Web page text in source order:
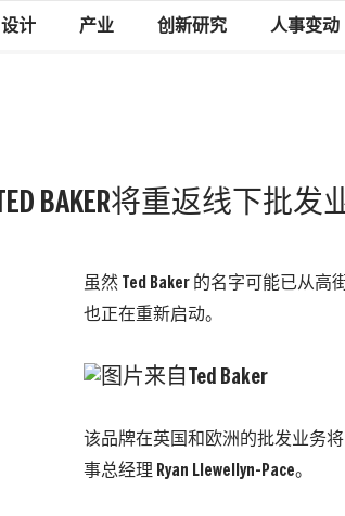
设计 产业 创新研究 人事变动
TED BAKER将重返线下批发
虽然 Ted Baker 的名字可能已从
也正在重新启动。
该品牌在英国和欧洲的批发业务将
事总经理 Ryan Llewellyn-Pace。